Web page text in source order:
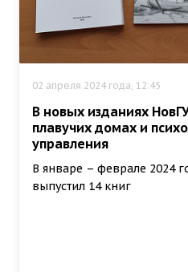
02 апреля 2024 года, 12:45
В новых изданиях
плавучих домах и
управления
В январе – феврале 2024
выпустил 14 книг